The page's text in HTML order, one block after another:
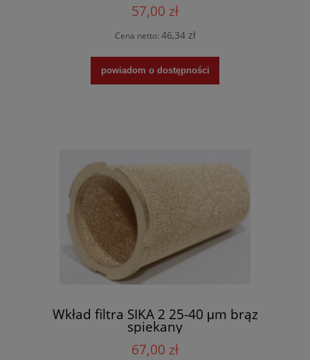
57,00 zł
Cena netto: 46,34 zł
powiadom o dostępności
Wkład filtra SIKA 2 25-40 μm brąz
spiekany
67,00 zł